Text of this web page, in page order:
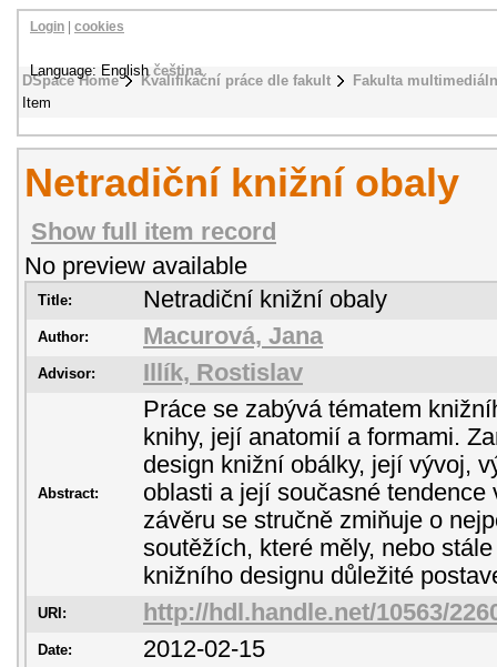
DSpace Home Kvalifikační práce dle fakult
Fakulta
Item
Login cookies
Language: Englishčeština
Netradiční knižní obaly
Show full item record
No preview available
Title: Netradiční knižní obaly
Author: Macurová, Jana
Advisor: Illík, Rostislav
Abstract:
Práce se zabývá tématem
knihy, její anatomií a formami.
design knižní obálky, její vývoj,
oblasti a její současné tendence
závěru se stručně zmiňuje o
soutěžích, které měly, nebo
knižního designu důležité
URI: http://hdl.handle.net/10563/
Date: 2012-02-15